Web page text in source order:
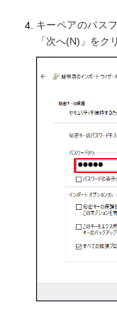
キーペアのパス
「次へ(N)」をク